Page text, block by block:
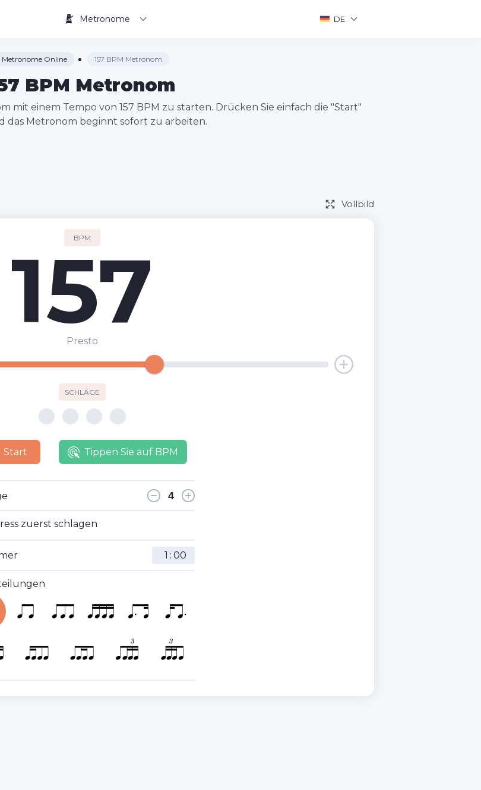
Metronome DE
Metronome Online 157 BPM Metronom
BPM Metronom
mit einem Tempo von 157 BPM zu starten. Drücken Sie einfach die "Start"
das Metronom beginnt sofort zu arbeiten.
Vollbild
BPM
157
Presto
SCHLÄGE
Start Tippen Sie auf BPM
zuerst schlagen
: